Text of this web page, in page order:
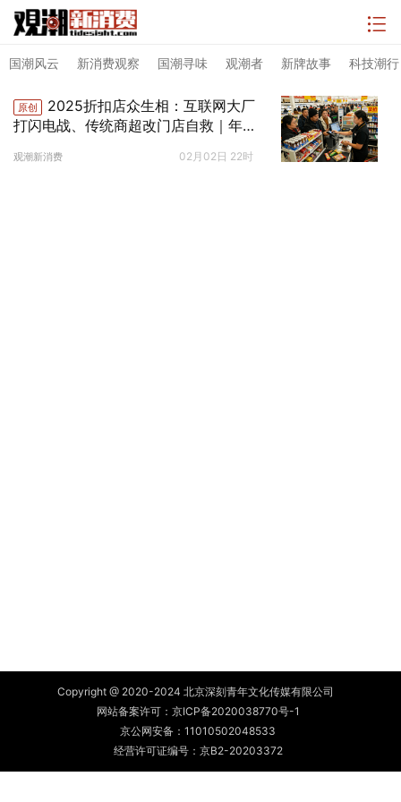
国潮风云 新消费观察 国潮寻味 观潮者 新牌故事 科技潮行
原创
2025折扣店众生相：互联网大厂
打闪电战、传统商超改门店自救｜年终
观潮新消费 02月02日 22时
Copyright @ 2020-2024 北京深刻青年文化传媒有限公司
网站备案许可： 京ICP备2020038770号-1
京公网安备： 11010502048533
经营许可证编号：京B2-20203372